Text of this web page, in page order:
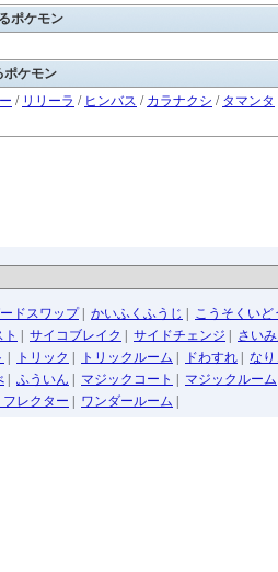
ポケモン
ポケモン
/ リリーラ / ヒンバス / カラナクシ / タマンタ
ドスワップ| かいふくふうじ こうそくいど
サイコブレイク サイドチェンジ さい
トリック トリックルーム ドわすれ なり
ふういん マジックコート マジックルーム
フレクター ワンダールーム